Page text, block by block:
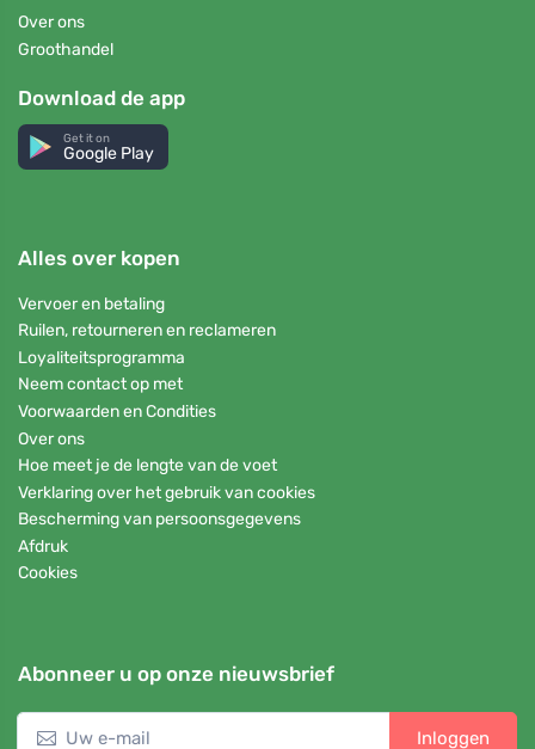
Over ons
Groothandel
Download de app
Get it on
Google Play
Alles over kopen
Vervoer en betaling
Ruilen, retourneren en reclameren
Loyaliteitsprogramma
Neem contact op met
Voorwaarden en Condities
Over ons
Hoe meet je de lengte van de voet
Verklaring over het gebruik van cookies
Bescherming van persoonsgegevens
Afdruk
Cookies
Abonneer u op onze nieuwsbrief
Inloggen